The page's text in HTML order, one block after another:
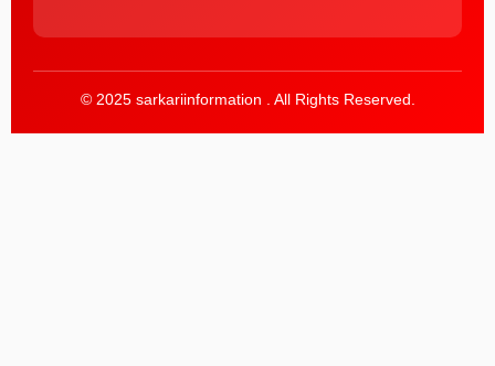
© 2025 sarkariinformation . All Rights Reserved.